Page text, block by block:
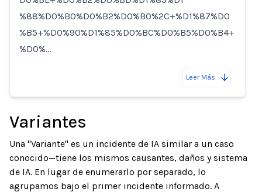
%88%D0%B0%D0%B2%D0%B0%2C+%D1%87%D0
%B5+%D0%90%D1%85%D0%BC%D0%B5%D0%B4+
%D0%…
Leer Más
Variantes
Una "Variante" es un incidente de IA similar a un caso
conocido—tiene los mismos causantes, daños y sistema
de IA. En lugar de enumerarlo por separado, lo
agrupamos bajo el primer incidente informado. A